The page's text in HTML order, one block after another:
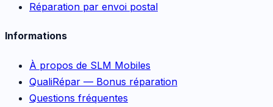
Réparation par envoi postal
Informations
À propos de SLM Mobiles
QualiRépar — Bonus réparation
Questions fréquentes